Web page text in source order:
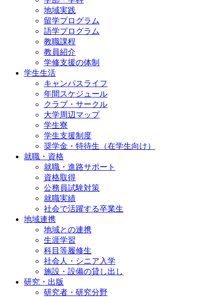
地域実践
留学プログラム
語学プログラム
教職課程
教員紹介
学修支援の体制
学生生活
キャンパスライフ
年間スケジュール
クラブ・サークル
大学周辺マップ
学生寮
学生支援制度
奨学金・特待生（在学生向け）
就職・資格
就職・進路サポート
資格取得
公務員試験対策
就職実績
社会で活躍する卒業生
地域連携
地域との連携
生涯学習
科目等履修生
社会人・シニア入学
施設・設備の貸し出し
研究・出版
研究者・研究分野